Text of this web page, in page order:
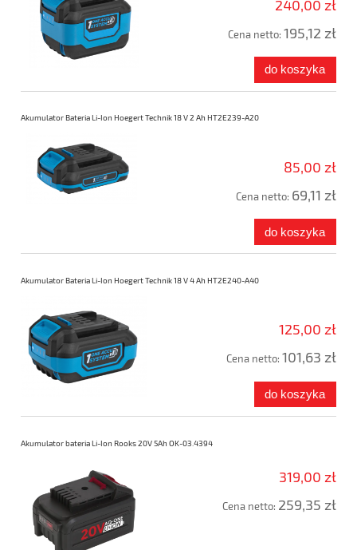
240,00 zł
Cena netto: 195,12 zł
do koszyka
Akumulator Bateria Li-Ion Hoegert Technik 18 V 2 Ah HT2E239-A20
85,00 zł
Cena netto: 69,11 zł
do koszyka
Akumulator Bateria Li-Ion Hoegert Technik 18 V 4 Ah HT2E240-A40
125,00 zł
Cena netto: 101,63 zł
do koszyka
Akumulator bateria Li-Ion Rooks 20V 5Ah OK-03.4394
319,00 zł
Cena netto: 259,35 zł